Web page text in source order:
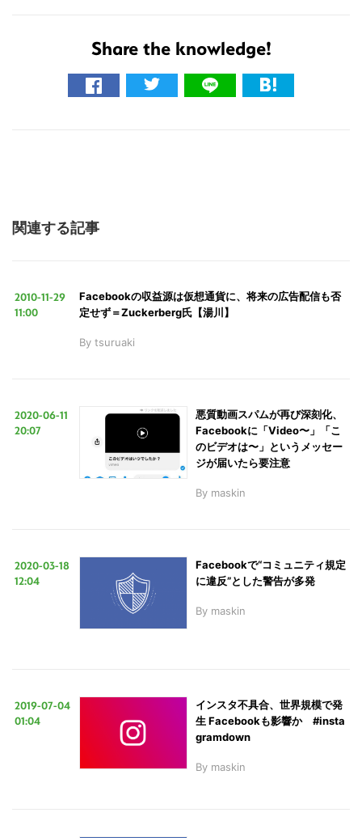
Share the knowledge!
関連する記事
2010-11-29
11:00
Facebookの収益源は仮想通貨に、将来の広告配信も否
定せず＝Zuckerberg氏【湯川】
By tsuruaki
2020-06-11
20:07
悪質動画スパムが再び深刻化、
Facebookに「Video〜」「こ
のビデオは〜」というメッセー
ジが届いたら要注意
By maskin
2020-03-18
12:04
Facebookで“コミュニティ規定
に違反”とした警告が多発
By maskin
2019-07-04
01:04
インスタ不具合、世界規模で発
生 Facebookも影響か #insta
gramdown
By maskin
索